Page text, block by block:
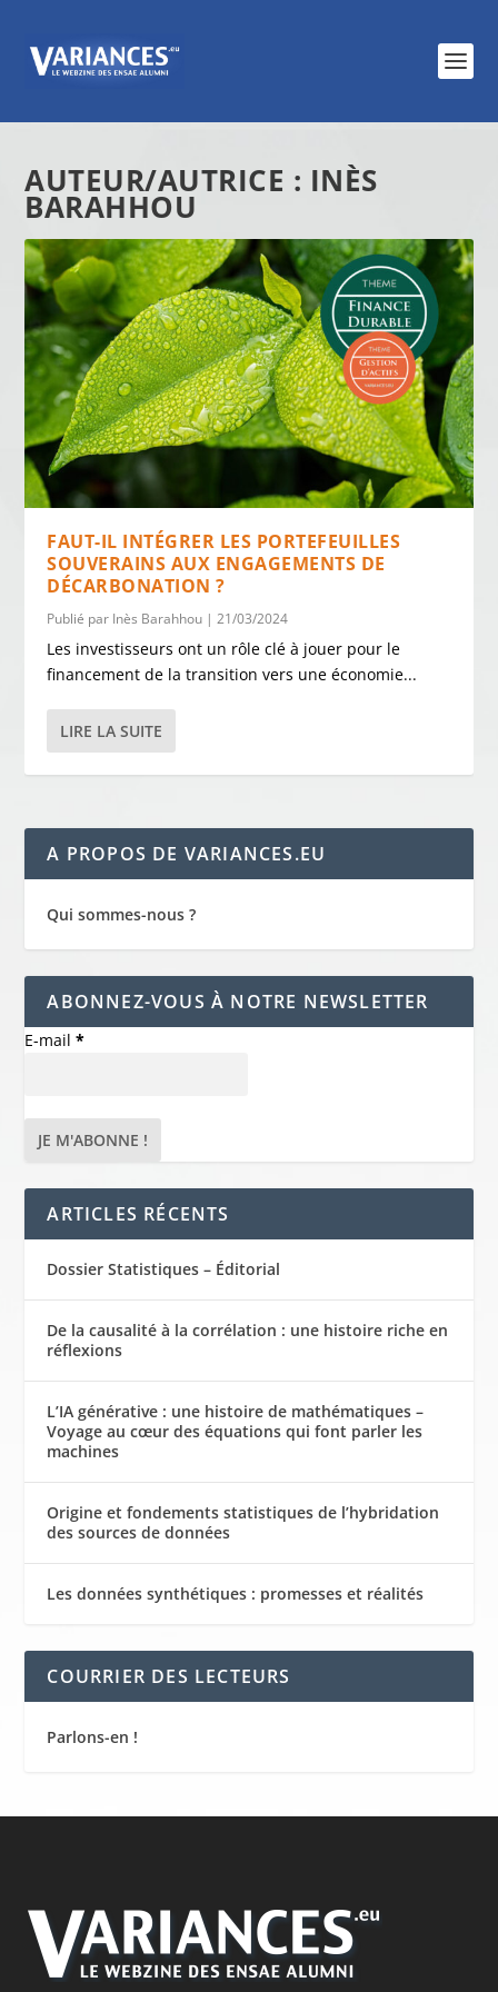
AUTEUR/AUTRICE : INÈS
BARAHHOU
FAUT-IL INTÉGRER LES PORTEFEUILLES
SOUVERAINS AUX ENGAGEMENTS DE
DÉCARBONATION ?
Publié par Inès Barahhou |21/03/2024
Les investisseurs ont un rôle clé à jouer pour le
financement de la transition vers une économie...
LIRE LA SUITE
A PROPOS DE VARIANCES.EU
Qui sommes-nous ?
ABONNEZ-VOUS À NOTRE NEWSLETTER
E-mail*
ARTICLES RÉCENTS
Dossier Statistiques – Éditorial
De la causalité à la corrélation : une histoire riche en
réflexions
L’IA générative : une histoire de mathématiques –
Voyage au cœur des équations qui font parler les
machines
Origine et fondements statistiques de l’hybridation
des sources de données
Les données synthétiques : promesses et réalités
COURRIER DES LECTEURS
Parlons-en !